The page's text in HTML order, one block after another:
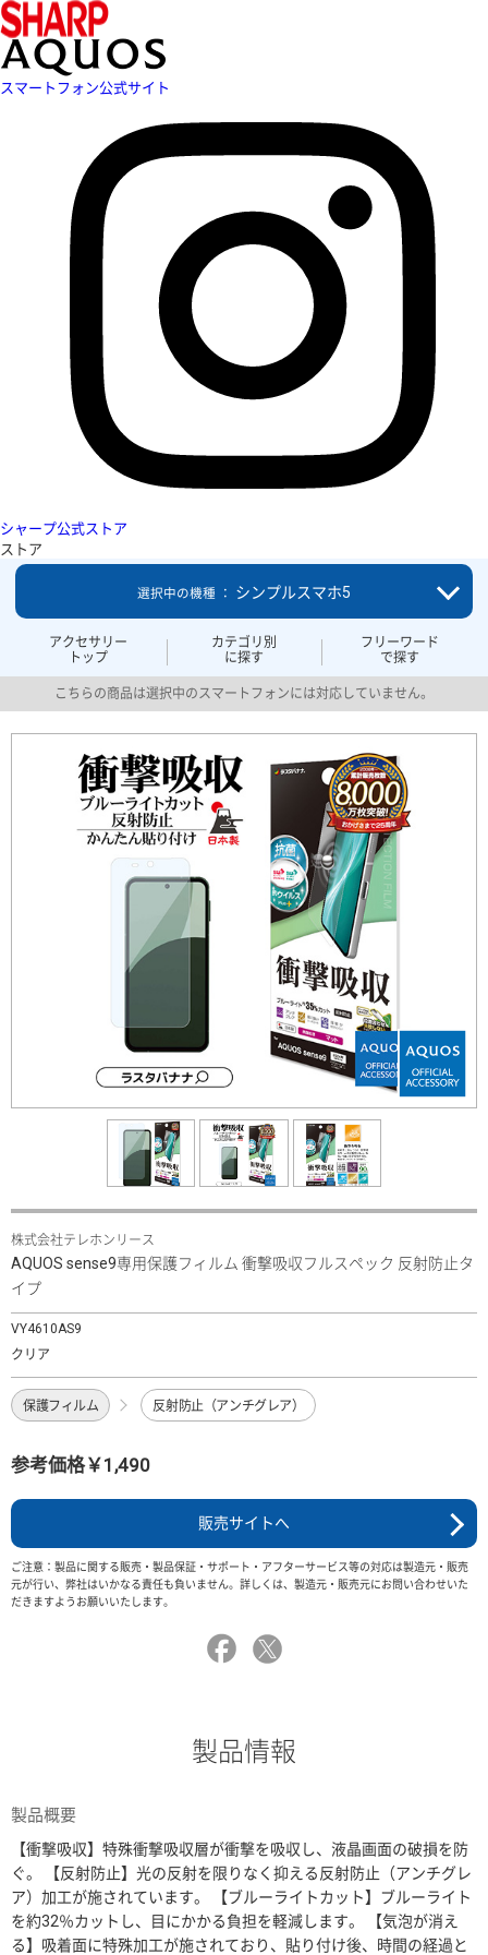
スマートフォン公式サイト
シャープ公式ストア
ストア
アクセサリー
トップ
カテゴリ別
に探す
フリーワード
で探す
選択中の機種 ： シンプルスマホ5
こちらの商品は選択中のスマートフォンには対応していません。
株式会社テレホンリース
AQUOS sense9専用保護フィルム 衝撃吸収フルスペック 反射防止タ
イプ
VY4610AS9
クリア
保護フィルム 反射防止（アンチグレア）
参考価格￥1,490
販売サイトへ
ご注意：製品に関する販売・製品保証・サポート・アフターサービス等の対応は製造元・販売
元が行い、弊社はいかなる責任も負いません。詳しくは、製造元・販売元にお問い合わせいた
だきますようお願いいたします。
製品情報
製品概要
【衝撃吸収】特殊衝撃吸収層が衝撃を吸収し、液晶画面の破損を防
ぐ。 【反射防止】光の反射を限りなく抑える反射防止（アンチグレ
ア）加工が施されています。 【ブルーライトカット】ブルーライト
を約32％カットし、目にかかる負担を軽減します。 【気泡が消え
る】吸着面に特殊加工が施されており、貼り付け後、時間の経過と